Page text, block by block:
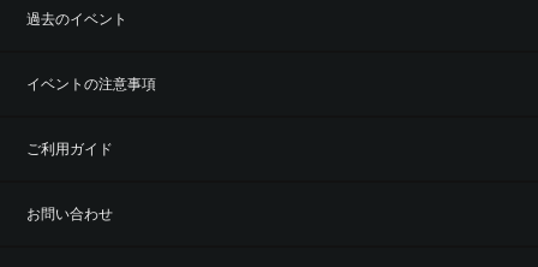
過去のイベント
イベントの注意事項
ご利用ガイド
お問い合わせ